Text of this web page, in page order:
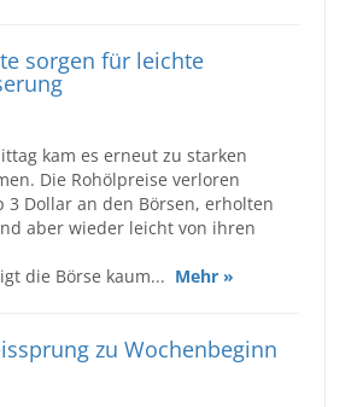
sorgen für leichte
kam es erneut zu starken
Die Rohölpreise verloren
3 Dollar an den Börsen, erholten
aber wieder leicht von ihren
die Börse kaum... Mehr »
zu Wochenbeginn